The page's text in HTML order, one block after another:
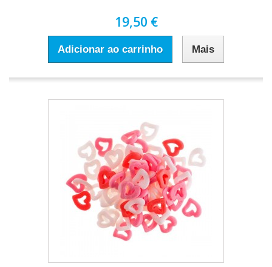
19,50 €
Adicionar ao carrinho Mais